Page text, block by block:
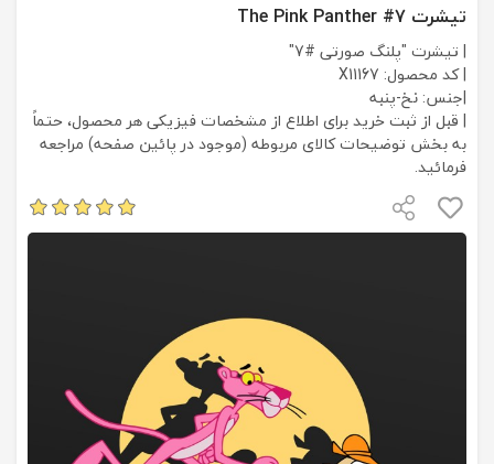
تیشرت The Pink Panther #7
| تیشرت "پلنگ صورتی #7"
| کد محصول: X11167
|جنس: نخ-پنبه
| قبل از ثبت خرید برای اطلاع از مشخصات فیزیکی هر محصول، حتماً
به بخش توضیحات کالای مربوطه (موجود در پائین صفحه) مراجعه
فرمائید.